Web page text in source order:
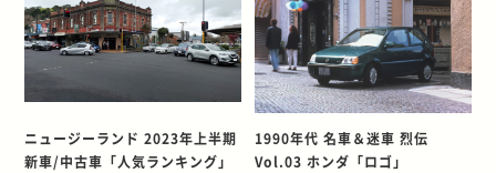
ニュージーランド 2023年上半期
新車/中古車「人気ランキング」
1990年代 名車＆迷車 烈伝
Vol.03 ホンダ「ロゴ」